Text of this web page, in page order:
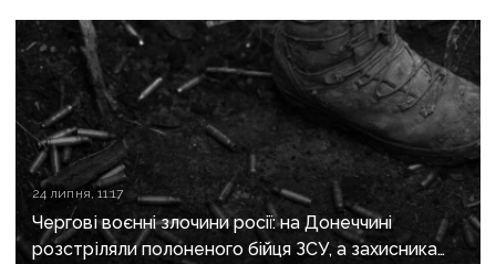
24 липня, 11:17
Чергові воєнні злочини росії: на Донеччині
розстріляли полоненого бійця ЗСУ, а захисника